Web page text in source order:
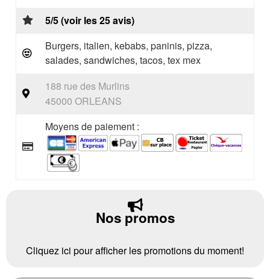
5/5 (voir les 25 avis)
Burgers, italien, kebabs, paninis, pizza,
salades, sandwiches, tacos, tex mex
188 rue des Murlins
45000 ORLEANS
Moyens de paiement :
Nos promos
Cliquez ici pour afficher les promotions du moment!